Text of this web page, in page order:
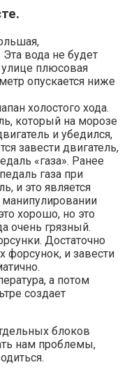
вода не будет
плюсовая
опускается ниже
холостого хода.
который на морозе
и убедился,
завести двигатель,
«газа». Ранее
газа при
и это является
хорошо, но это
очень грязный.
Достаточно
форсунок, и завести
а потом
создает
блоков
нам проблемы,